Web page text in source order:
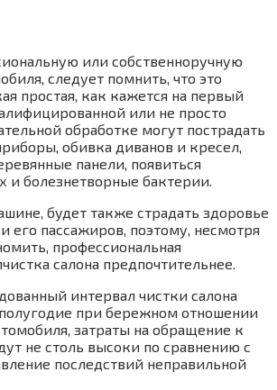
или собственноручную
следует помнить, что это
простая, как кажется на первый
или не просто
обработке могут пострадать
обивка диванов и кресел,
панели, появиться
и болезнетворные бактерии.
будет также страдать здоровье
его пассажиров, поэтому, несмотря
профессиональная
салона предпочтительнее.
интервал чистки салона
полугодие при бережном отношении
затраты на обращение к
не столь высоки по сравнению с
последствий неправильной